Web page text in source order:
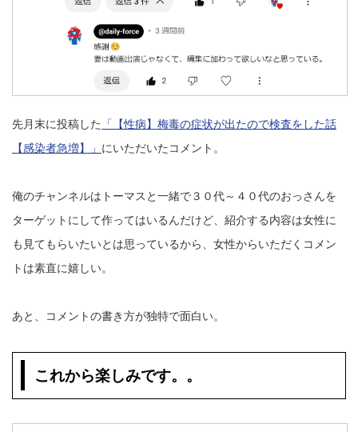
先月末に投稿した 「【性病】梅毒の症状が出たので検査をした話
【感染者急増】」 にいただいたコメント。
俺のチャンネルはトーマスと一緒で３０代～４０代のおっさんを
ターゲットにして作ってはいるんだけど、紹介する内容は女性に
も見てもらいたいとは思っているから、女性からいただくコメン
トは素直に嬉しい。
あと、コメントの書き方が独特で面白い。
これから楽しみです。。